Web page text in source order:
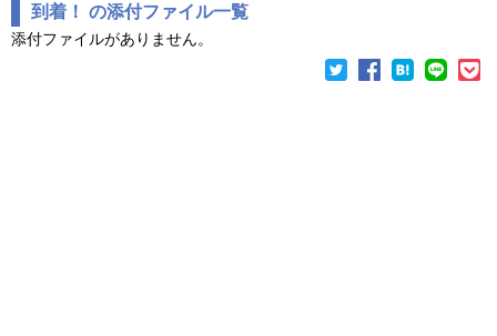
到着！ の添付ファイル一覧
添付ファイルがありません。